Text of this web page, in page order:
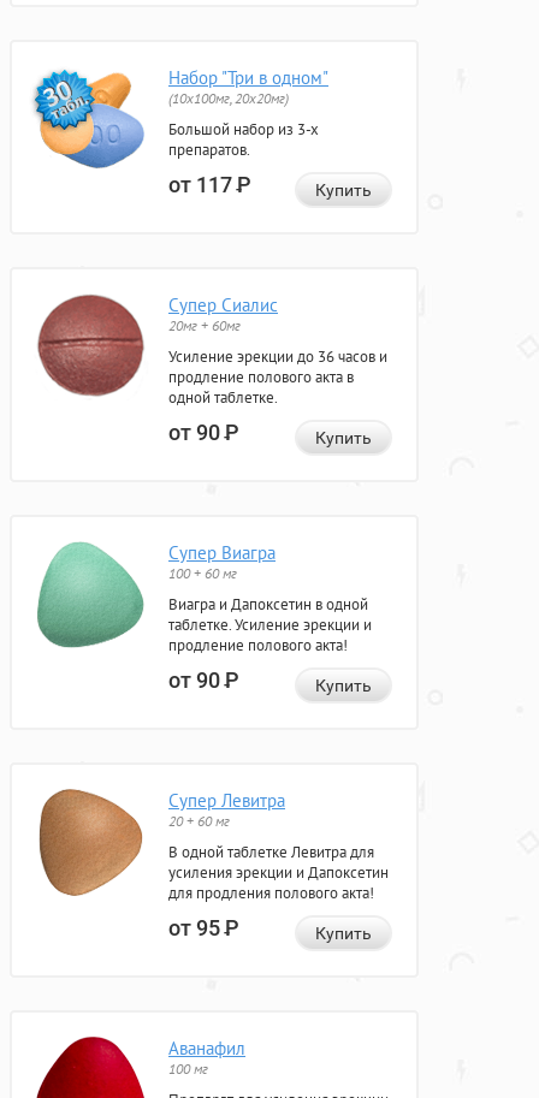
Набор "Три в одном"
(10x100мг, 20x20мг)
Большой набор из 3-х
препаратов.
от 117Р Купить
Супер Сиалис
20мг + 60мг
Усиление эрекции до 36 часов и
продление полового акта в
одной таблетке.
от 90Р Купить
Супер Виагра
100 + 60 мг
Виагра и Дапоксетин в одной
таблетке. Усиление эрекции и
продление полового акта!
от 90Р Купить
Супер Левитра
20 + 60 мг
В одной таблетке Левитра для
усиления эрекции и Дапоксетин
для продления полового акта!
от 95Р Купить
Аванафил
100 мг